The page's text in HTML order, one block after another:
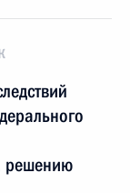
решению